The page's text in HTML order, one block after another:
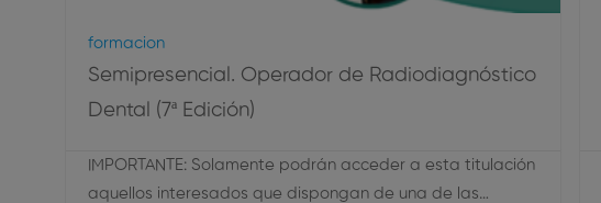
Formacion
Semipresencial. Operador de Radiodiagnóstico
Dental (7ª Edición)
IMPORTANTE: Solamente podrán acceder a esta titulación
aquellos interesados que dispongan de una de las…